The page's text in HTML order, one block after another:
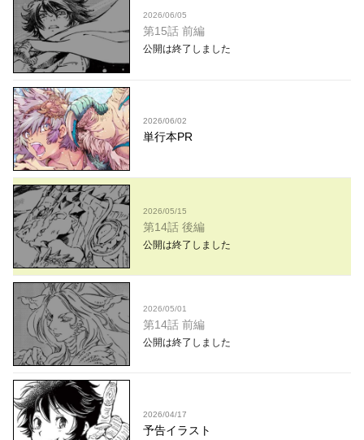
2026/06/05
第15話 前編
公開は終了しました
2026/06/02
単行本PR
2026/05/15
第14話 後編
公開は終了しました
2026/05/01
第14話 前編
公開は終了しました
2026/04/17
予告イラスト